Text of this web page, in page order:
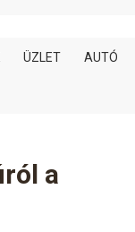
ÜZLET AUTÓ
a